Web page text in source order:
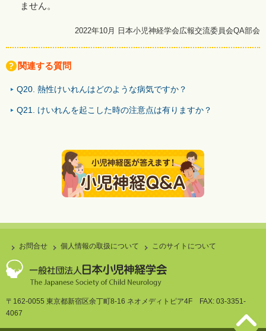
ません。
2022年10月 日本小児神経学会広報交流委員会QA部会
関連する質問
Q20. 熱性けいれんはどのような病気ですか？
Q21. けいれんを起こした時の注意点は有りますか？
お問合せ 個人情報の取扱について このサイトについて
〒162-0055 東京都新宿区余丁町8-16 ネオメディトピア4F FAX: 03-3351-
4067